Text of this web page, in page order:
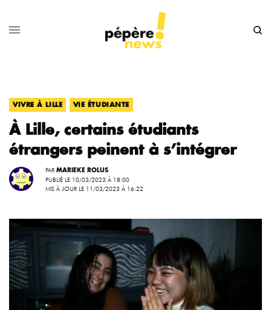
VIVRE À LILLE VIE ÉTUDIANTE
À Lille, certains étudiants
étrangers peinent à s’intégrer
PAR MARIEKE ROLUS
PUBLIÉ LE 10/03/2023 À 18:00
MIS À JOUR LE 11/03/2023 À 16:22